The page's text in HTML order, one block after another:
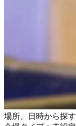
場所、日時から探す